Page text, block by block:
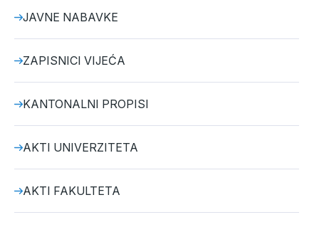
JAVNE NABAVKE
ZAPISNICI VIJEĆA
KANTONALNI PROPISI
AKTI UNIVERZITETA
AKTI FAKULTETA